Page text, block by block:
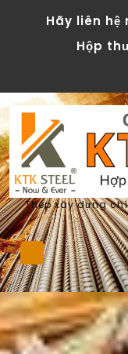
Hãy liên hệ
Hộp
Thép xây dựng
Open
Button